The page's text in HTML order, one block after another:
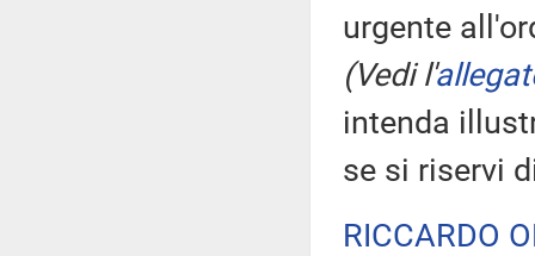
urgente
(Vedi l'
intenda
se si riservi
RICCARDO